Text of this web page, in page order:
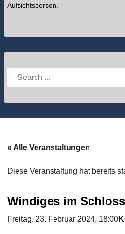
Aufsichtsperson.
Search
« Alle Veranstaltungen
Diese Veranstaltung hat bereits
Windiges im Schloss
Freitag, 23. Februar 2024, 18:00